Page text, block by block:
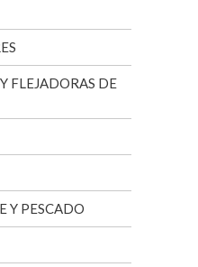
FLEJADORAS DE
Y PESCADO